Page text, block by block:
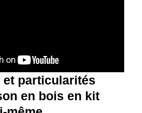
et particularités
en bois en kit